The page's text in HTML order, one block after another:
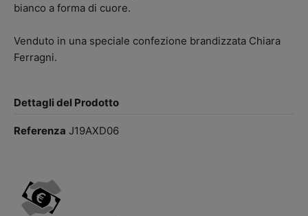
bianco a forma di cuore.
Venduto in una speciale confezione brandizzata Chiara
Ferragni.
Dettagli del Prodotto
Referenza J19AXD06